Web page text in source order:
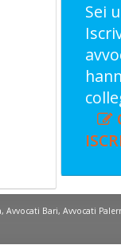
Sei
, Avvocati Bari, Avvocati